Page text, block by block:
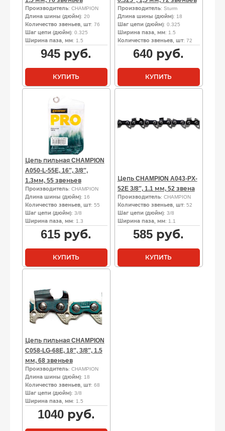
Производитель: CHAMPION
Длина шины (дюйм): 20
Количество звеньев, шт: 76
Шаг цепи (дюйм): 0.325
Ширина паза, мм: 1.5
945 руб.
КУПИТЬ
Производитель: Sturm
Длина шины (дюйм): 18
Шаг цепи (дюйм): 0.325
Ширина паза, мм: 1.5
Количество звеньев, шт: 72
640 руб.
КУПИТЬ
Цепь пильная CHAMPION
A050-L-55E, 16″, 3/8″,
1.3мм, 55 звеньев
Производитель: CHAMPION
Длина шины (дюйм): 16
Количество звеньев, шт: 55
Шаг цепи (дюйм): 3/8
Ширина паза, мм: 1.3
615 руб.
КУПИТЬ
Цепь CHAMPION A043-PX-
52E 3/8″, 1.1 мм, 52 звена
Производитель: CHAMPION
Количество звеньев, шт: 52
Шаг цепи (дюйм): 3/8
Ширина паза, мм: 1.1
585 руб.
КУПИТЬ
Цепь пильная CHAMPION
C058-LG-68E, 18″, 3/8″, 1.5
мм, 68 звеньев
Производитель: CHAMPION
Длина шины (дюйм): 18
Количество звеньев, шт: 68
Шаг цепи (дюйм): 3/8
Ширина паза, мм: 1.5
1040руб.